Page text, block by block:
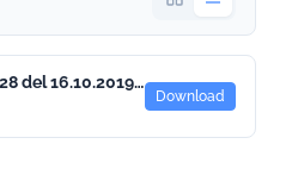
AVVISO Prima finestra approvato con DD n. 128 del 16.10.2019.pdf
Download